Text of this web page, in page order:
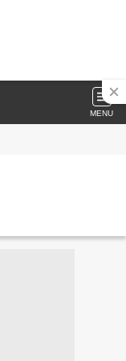
MENU